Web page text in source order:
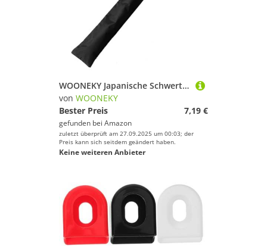
WOONEKY Japanische Schwerttasche aus Baumwollstoff Langlebige Schwertaufbewahrungstasche mit Rückengurt Praktische Tragetasche für Wakizashi und Standard Ninja schwerter Kratzfestes
von WOONEKY
Bester Preis
7,19 €
gefunden bei Amazon
zuletzt überprüft am 27.09.2025 um 00:03; der
Preis kann sich seitdem geändert haben.
Keine weiteren Anbieter